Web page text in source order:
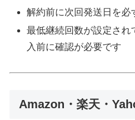
解約前に次回発送日を必
最低継続回数が設定され
入前に確認が必要です
Amazon・楽天・